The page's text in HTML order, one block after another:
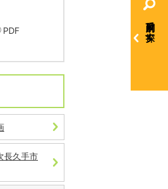
目的別で探す
PDF
長久手市